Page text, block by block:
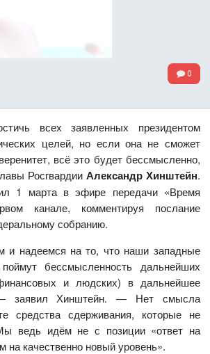
0
всех заявленных президентом
целей, но если она не сможет
всё это будет бессмысленно,
Росгвардии Александр Хинштейн.
1 марта в эфире передачи «Время
канале, комментируя послание
собранию.
и надеемся на то, что наши западные
бессмысленность дальнейших
и людских) в дальнейшее
заявил Хинштейн. — Нет смысла
средства сдерживания, которые не
ведь идём не с позиции «ответ на
на качественно новый уровень».